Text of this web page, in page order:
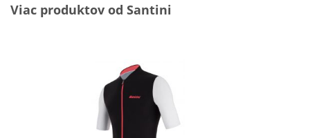
Viac produktov od Santini